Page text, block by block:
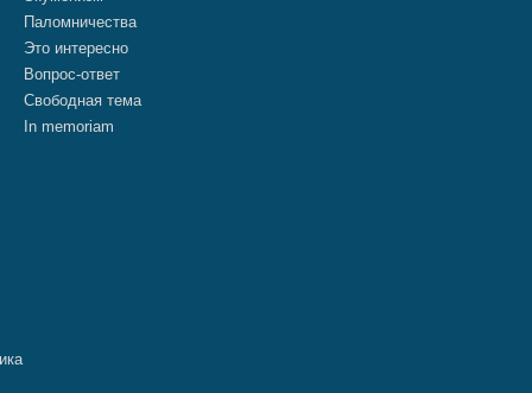
Паломничества
Это интересно
Вопрос-ответ
Свободная тема
In memoriam